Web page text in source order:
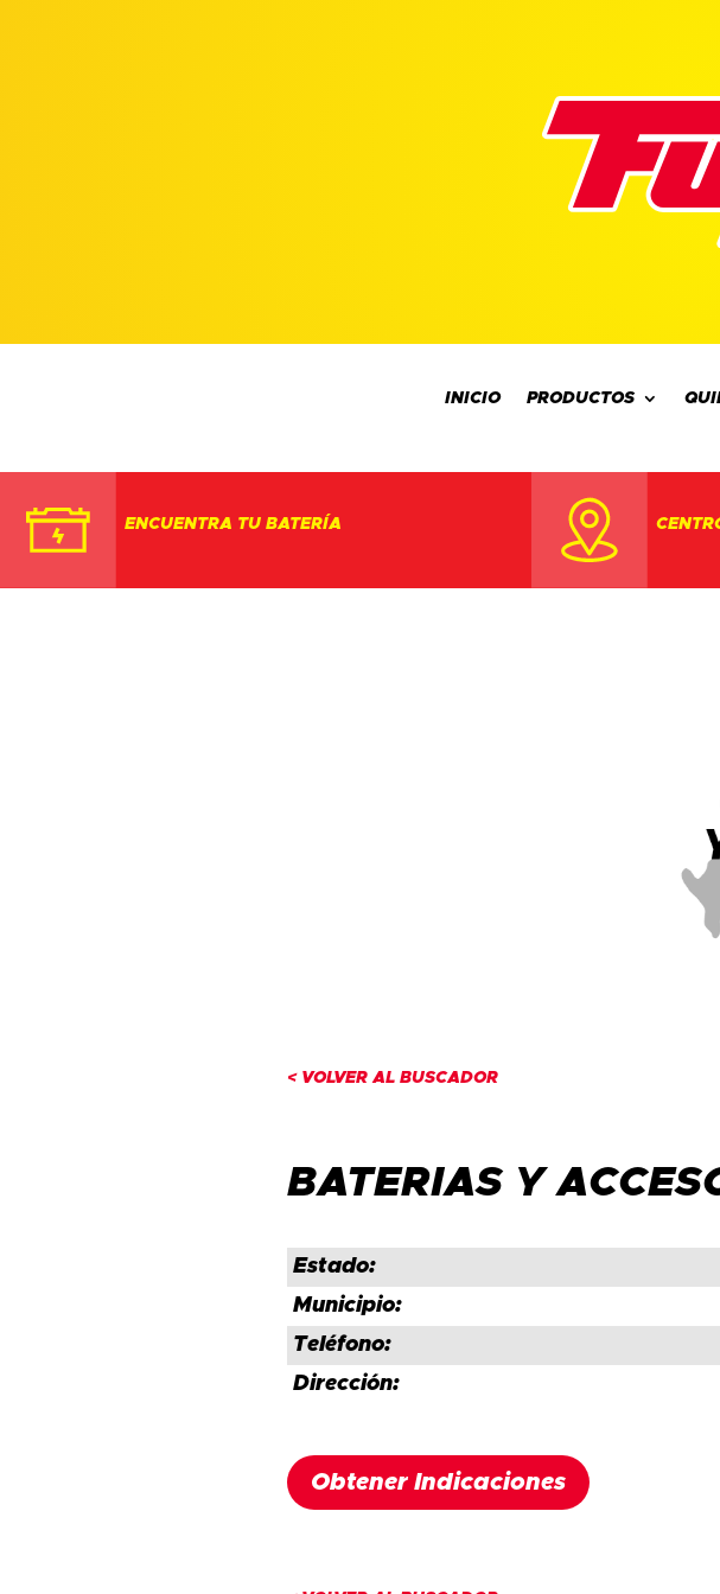
INICIO PRODUCTOS
ENCUENTRA TU BATERÍA
< VOLVER AL BUSCADOR
BATERIAS Y
Estado:
Municipio:
Teléfono:
Dirección:
Obtener Indicaciones